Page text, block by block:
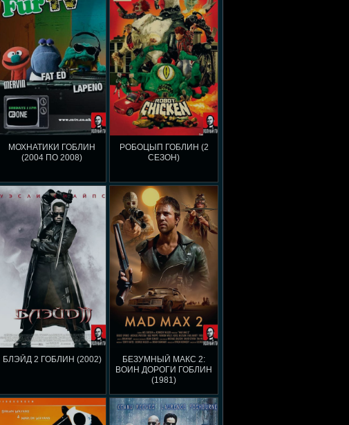
МОХНАТИКИ ГОБЛИН
(2004 ПО 2008)
РОБОЦЫП ГОБЛИН (2
СЕЗОН)
БЛЭЙД 2 ГОБЛИН (2002)
БЕЗУМНЫЙ МАКС 2:
ВОИН ДОРОГИ ГОБЛИН
(1981)